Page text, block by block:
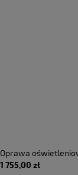
Oprawa
6,7W 2700K 753lm
1 755,00 zł